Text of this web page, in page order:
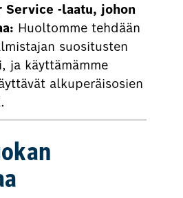
Service -laatu, johon
Huoltomme tehdään
suositusten
ja käyttämämme
alkuperäisosien